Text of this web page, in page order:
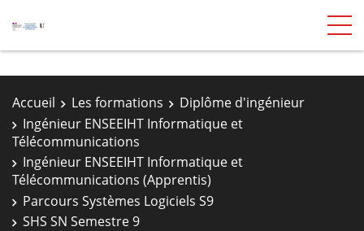
Accueil Les formations
Diplôme d'ingénieur
Ingénieur ENSEEIHT Informatique et
Télécommunications
Ingénieur ENSEEIHT Informatique et
Télécommunications (Apprentis)
Parcours Systèmes Logiciels S9
SHS SN Semestre 9